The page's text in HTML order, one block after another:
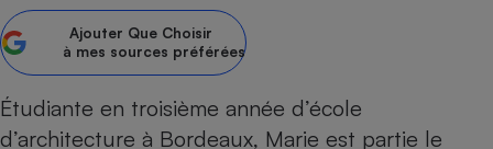
Ajouter Que Choisir
à mes sources préférées
Étudiante en troisième année d’école
d’architecture à Bordeaux, Marie est partie le
Supermarché - Drive
Comparatif aspirateur
Comparatif tablette
Aménagement
Bricolage - Jardinage
Système de santé -
Tous les comparateurs
Toutes les cartes interactives